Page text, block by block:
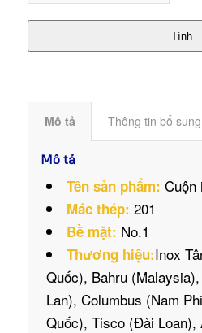
Tính
Mô tả Thông tin bổ sung
Mô tả
Tên sản phẩm: Cuộn
Mác thép: 201
Bề mặt: No.1
Thương hiệu:Inox
Quốc), Bahru
Lan), Columbus (Nam
Quốc), Tisco (Đài Loan),